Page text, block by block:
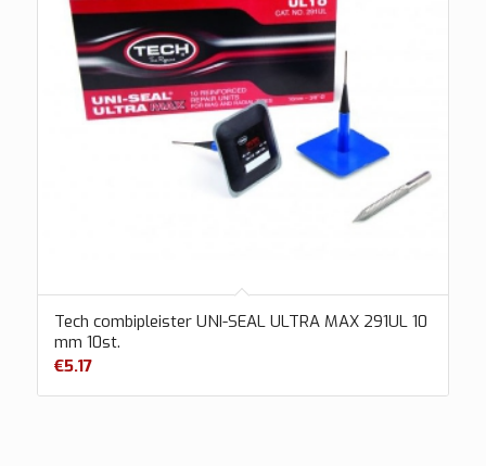
Tech combipleister UNI-SEAL ULTRA MAX 291UL 10
mm 10st.
€5.17